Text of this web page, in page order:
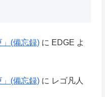
」(備忘録) に EDGE よ
」(備忘録) に レゴ凡人